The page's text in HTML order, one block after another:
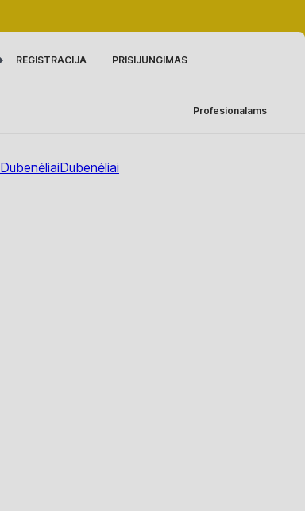
REGISTRACIJA PRISIJUNGIMAS
Profesionalams
DubenėliaiDubenėliai